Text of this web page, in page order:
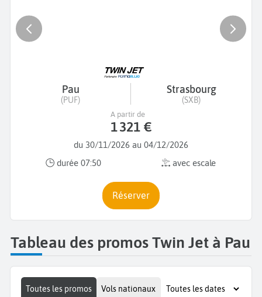
Pau
(PUF)
Strasbourg
(SXB)
du 30/11/2026 au 04/12/2026
durée 07:50
avec escale
A partir de
1 321 €
Réserver
Tableau des promos Twin Jet à Pau
Toutes les promos
Vols nationaux